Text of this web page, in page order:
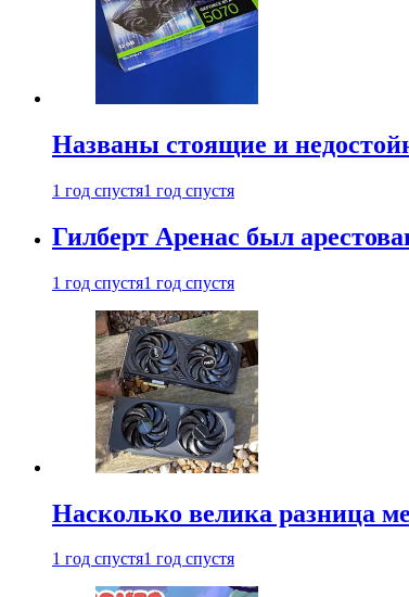
Названы стоящие и
1 год спустя1 год спустя
Гилберт Аренас был
1 год спустя1 год спустя
Насколько велика разница
1 год спустя1 год спустя